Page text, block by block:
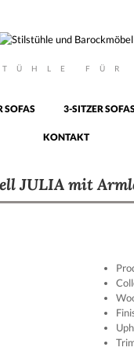
SOFAS 3-SITZER
KONTAKT
JULIA mit